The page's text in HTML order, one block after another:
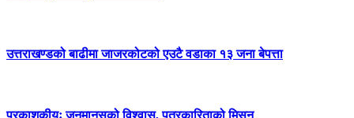
उत्तराखण्डको बाढीमा जाजरकोटको एउटै वडाका १३ जना बेपत्ता